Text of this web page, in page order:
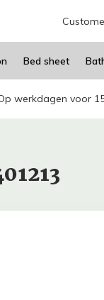
Bed sheet
werkdagen voor